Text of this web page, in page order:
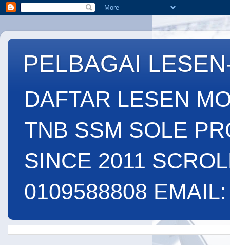
PELBAGAI
DAFTAR LESEN
TNB SSM SOLE
SINCE 2011
0109588808